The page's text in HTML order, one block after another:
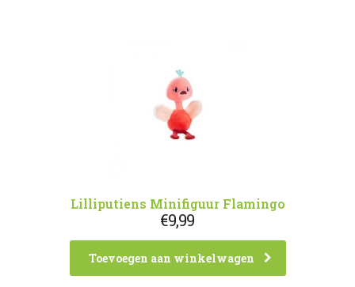
Lilliputiens Minifiguur Flamingo
€9,99
Toevoegen aan winkelwagen